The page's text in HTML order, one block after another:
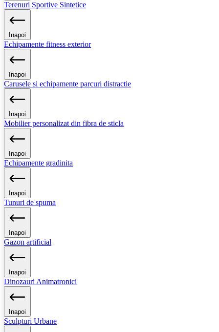
Terenuri Sportive Sintetice
Inapoi
Echipamente fitness exterior
Inapoi
Carusele si echipamente parcuri distractie
Inapoi
Mobilier personalizat din fibra de sticla
Inapoi
Echipamente gradinita
Inapoi
Tunuri de spuma
Inapoi
Gazon artificial
Inapoi
Dinozauri Animatronici
Inapoi
Sculpturi Urbane